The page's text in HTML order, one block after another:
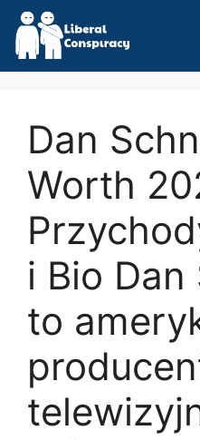
Skip
content
Dan
Worth
i Bio
to